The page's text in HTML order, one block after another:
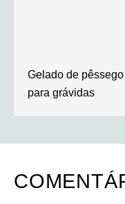
Gelado de
para grávidas